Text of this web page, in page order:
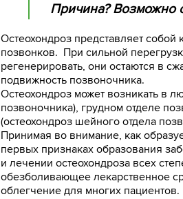
Причина? Возможно
Остеохондроз представляет
позвонков. При сильной
регенерировать, они остаются в
подвижность позвоночника.
Остеохондроз может возникать в
позвоночника), грудном отделе
(остеохондроз шейного отдела
Принимая во внимание, как
первых признаках образования
и лечении остеохондроза всех
обезболивающее лекарственное
облегчение для многих пациентов.